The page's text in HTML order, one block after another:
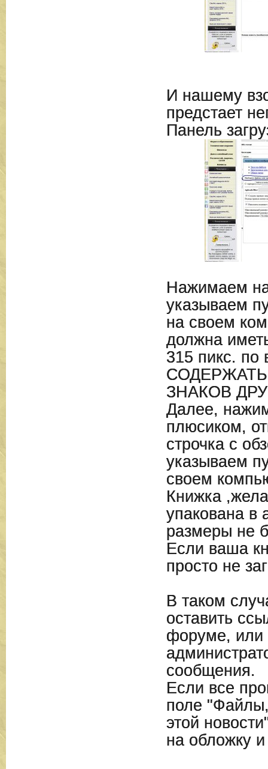
И нашему
предстает
Панель
Нажимаем
указываем
на своем
должна
315 пикс.
ЗНАКОВ
Далее,
плюсиком,
строчка с
указываем
своем
Книжка
упакована в
размеры не
Если ваша
просто не
В таком
оставить
форуме, или
сообщения.
Если все
поле
этой
на обложку и